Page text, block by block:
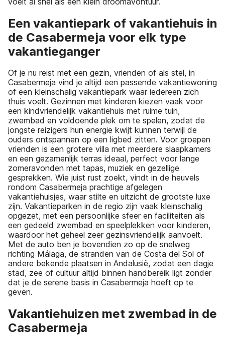
Een vakantiepark of vakantiehuis in
de Casabermeja voor elk type
vakantieganger
Of je nu reist met een gezin, vrienden of als stel, in
Casabermeja vind je altijd een passende vakantiewoning
of een kleinschalig vakantiepark waar iedereen zich
thuis voelt. Gezinnen met kinderen kiezen vaak voor
een kindvriendelijk vakantiehuis met ruime tuin,
zwembad en voldoende plek om te spelen, zodat de
jongste reizigers hun energie kwijt kunnen terwijl de
ouders ontspannen op een ligbed zitten. Voor groepen
vrienden is een grotere villa met meerdere slaapkamers
en een gezamenlijk terras ideaal, perfect voor lange
zomeravonden met tapas, muziek en gezellige
gesprekken. Wie juist rust zoekt, vindt in de heuvels
rondom Casabermeja prachtige afgelegen
vakantiehuisjes, waar stilte en uitzicht de grootste luxe
zijn. Vakantieparken in de regio zijn vaak kleinschalig
opgezet, met een persoonlijke sfeer en faciliteiten als
een gedeeld zwembad en speelplekken voor kinderen,
waardoor het geheel zeer gezinsvriendelijk aanvoelt.
Met de auto ben je bovendien zo op de snelweg
richting Málaga, de stranden van de Costa del Sol of
andere bekende plaatsen in Andalusië, zodat een dagje
stad, zee of cultuur altijd binnen handbereik ligt zonder
dat je de serene basis in Casabermeja hoeft op te
geven.
Vakantiehuizen met zwembad in de
Casabermeja